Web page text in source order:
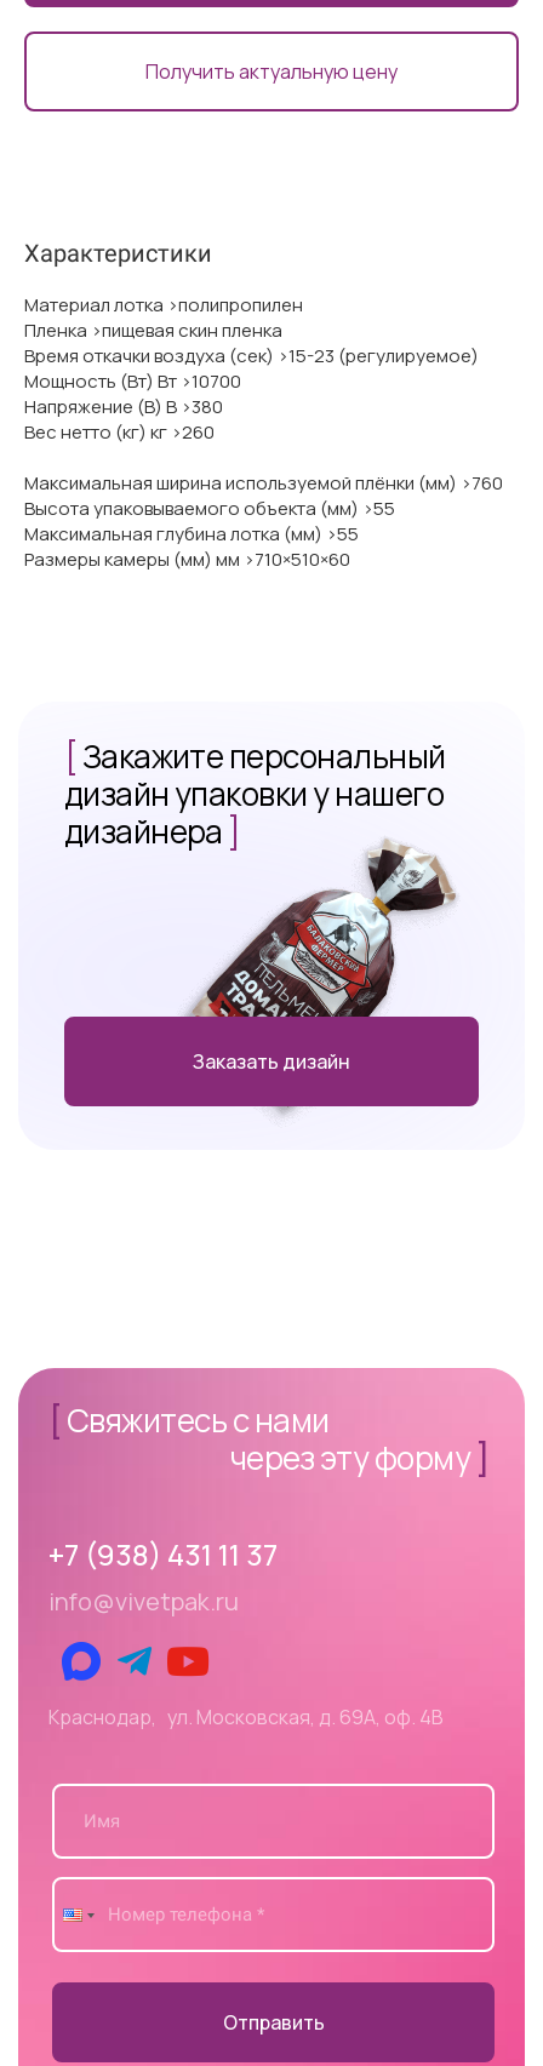
Получить актуальную цену
Характеристики
Материал лотка >полипропилен
Пленка >пищевая скин пленка
Время откачки воздуха (сек) >15-23 (регулируемое)
Мощность (Вт) Вт >10700
Напряжение (В) В >380
Вес нетто (кг) кг >260
Максимальная ширина используемой плёнки (мм) >760
Высота упаковываемого объекта (мм) >55
Максимальная глубина лотка (мм) >55
Размеры камеры (мм) мм >710×510×60
[Закажите персональный
дизайн упаковки у нашего
дизайнера ]
Заказать дизайн
[Свяжитесь с нами
через эту форму]
+7 (938) 431 11 37
info@vivetpak.ru
Краснодар, ул. Московская, д. 69А, оф. 4В
Отправить